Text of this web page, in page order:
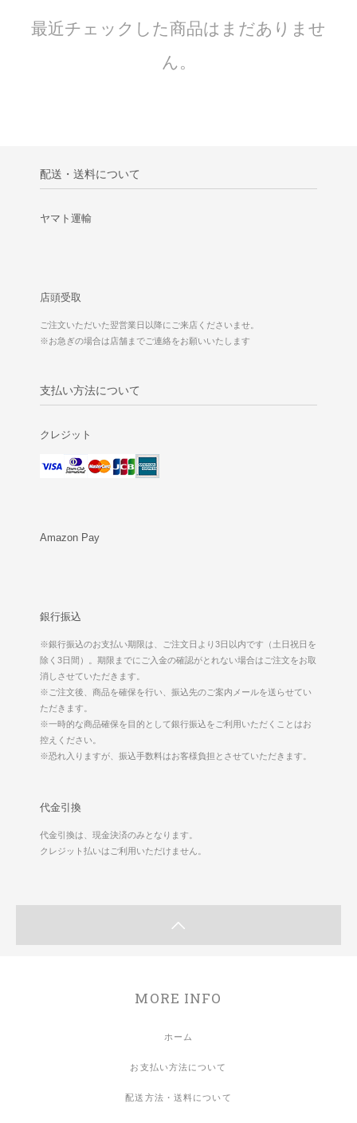
最近チェックした商品はまだありませ
ん。
配送・送料について
ヤマト運輸
店頭受取
ご注文いただいた翌営業日以降にご来店くださいませ。
※お急ぎの場合は店舗までご連絡をお願いいたします
支払い方法について
クレジット
Amazon Pay
銀行振込
※銀行振込のお支払い期限は、ご注文日より3日以内です（土日祝日を
除く3日間）。期限までにご入金の確認がとれない場合はご注文をお取
消しさせていただきます。
※ご注文後、商品を確保を行い、振込先のご案内メールを送らせてい
ただきます。
※一時的な商品確保を目的として銀行振込をご利用いただくことはお
控えください。
※恐れ入りますが、振込手数料はお客様負担とさせていただきます。
代金引換
代金引換は、現金決済のみとなります。
クレジット払いはご利用いただけません。
MORE INFO
ホーム
お支払い方法について
配送方法・送料について